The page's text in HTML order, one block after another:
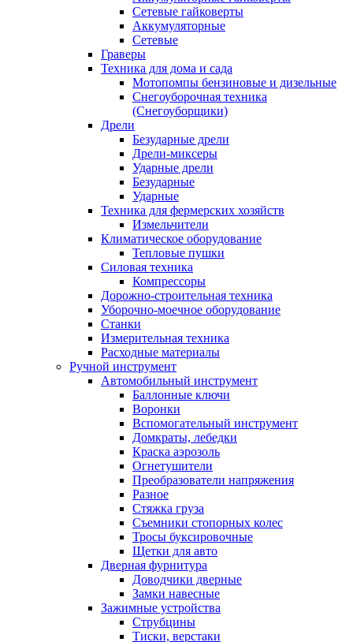
Сетевые гайковерты
Аккумуляторные
Сетевые
Граверы
Техника для дома и сада
Мотопомпы бензиновые и дизельные
Снегоуборочная техника
(Снегоуборщики)
Дрели
Безударные дрели
Дрели-миксеры
Ударные дрели
Безударные
Ударные
Техника для фермерских хозяйств
Измельчители
Климатическое оборудование
Тепловые пушки
Силовая техника
Компрессоры
Дорожно-строительная техника
Уборочно-моечное оборудование
Станки
Измерительная техника
Расходные материалы
Ручной инструмент
Автомобильный инструмент
Баллонные ключи
Воронки
Вспомогательный инструмент
Домкраты, лебедки
Краска аэрозоль
Огнетушители
Преобразователи напряжения
Разное
Стяжка груза
Съемники стопорных колес
Тросы буксировочные
Щетки для авто
Дверная фурнитура
Доводчики дверные
Замки навесные
Зажимные устройства
Струбцины
Тиски, верстаки